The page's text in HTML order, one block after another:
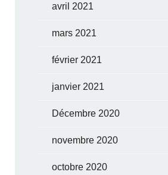
avril 2021
mars 2021
février 2021
janvier 2021
Décembre 2020
novembre 2020
octobre 2020